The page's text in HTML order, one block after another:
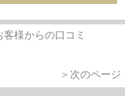
客様からの口コミ
＞次のページ